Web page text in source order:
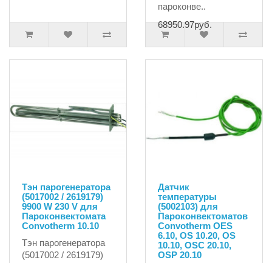
пароконве..
68950.97руб.
Тэн парогенератора
(5017002 / 2619179)
9900 W 230 V для
Пароконвектомата
Convotherm 10.10
Тэн парогенератора
(5017002 / 2619179)
Датчик
температуры
(5002103) для
Пароконвектоматов
Convotherm OES
6.10, OS 10.20, OS
10.10, OSC 20.10,
OSP 20.10